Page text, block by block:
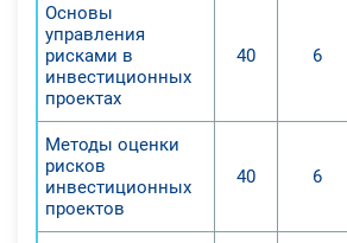
Основы
управления
рисками в
инвестиционных
проектах
40 6
Методы оценки
рисков
инвестиционных
проектов
40 6